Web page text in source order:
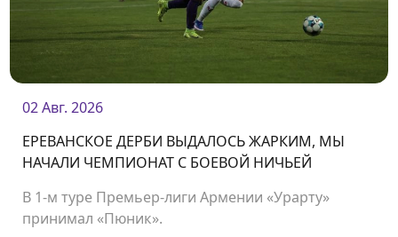
02 Авг. 2026
ЕРЕВАНСКОЕ ДЕРБИ ВЫДАЛОСЬ ЖАРКИМ, МЫ
НАЧАЛИ ЧЕМПИОНАТ С БОЕВОЙ НИЧЬЕЙ
В 1-м туре Премьер-лиги Армении «Урарту»
принимал «Пюник».